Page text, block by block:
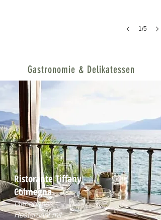
1/5
Gastronomie & Delikatessen
Ristorante Tiffany
Colmegna
Gehobenes
Restaruant mit